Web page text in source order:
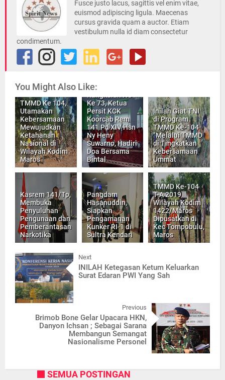
Fusce justo lacus, sagittis vel enim vitae,
euismod adipiscing ligula. Maecenas
cursus gravida quam a auctor. Etiam
vestibulum nulla id diam consectetur
condimentum.
You Might Also Like:
TMMD Ke 104,
Utamakan
Kebersamaan
Mewujudkan
Ketahanan
Nasional di
Wilayah Kodim
Maros
Ke 73, Ketua
Persit KCK
Koorcab Rem
141 Pd XIV Hsn
Ny Heny
Suwarno, Hadiri
Doa Bersama
Bintal
Inilah Giat TNI
di Program
TMMD Ke-104
"Melalui TMMD
di Tingkatkan
Kebersamaan
Ummat
Kasrem 141/Tp,
Membuka
Penyuluhan
Pengunaan dan
Pemberantasan
Narkotika
Pangdam
Hasanuddin,
Siapkan
Pengamanan
Kunker RI-1 di
Sultra Kendari
TMMD Ke-104
T-A 2019,
Wilayah Kodim
1422/Maros
Dipusatkan di
Kec Tompobulu,
Maros
Next
INILAH Ketegasan Ketum Keluarkan
Surat Edaran PWI Yang Sah
Previous
Brimob Bone Gelar Upacara HKN,
Danyon Ichsan ; Sebagai Sarana
Membangun Semangat
Nasionalisme Personel
SEMUA POSTINGAN